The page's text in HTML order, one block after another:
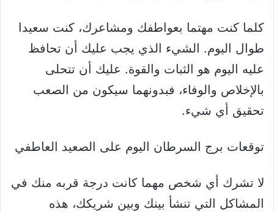
كلما كنت مهتما بعواطفك ومشاعرك، كنت سعيدا
طوال اليوم. الشيء الذي يجب عليك أن تحافظ
عليه اليوم هو الثبات والقوة. عليك أن تتحلى
بالإخلاص والوفاء، فبدونهما سيكون من الصعب
تحقيق أي شيء.
توقعات برج السرطان اليوم على الصعيد العاطفي
لا تشرك أي شخص مهما كانت درجة قربه منك في
المشاكل التي تنشأ بينك وبين شريكك، هذه